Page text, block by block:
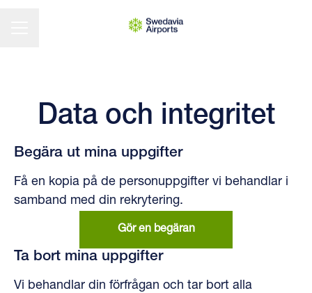
Data och integritet
Begära ut mina uppgifter
Få en kopia på de personuppgifter vi behandlar i
samband med din rekrytering.
Gör en begäran
Ta bort mina uppgifter
Vi behandlar din förfrågan och tar bort alla